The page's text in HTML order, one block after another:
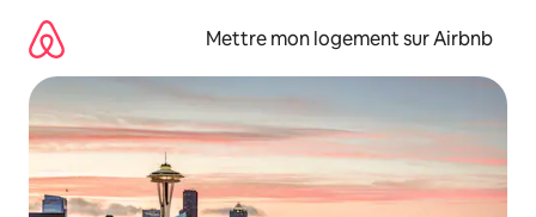
directement
contenu
Mettre mon logement sur Airbnb